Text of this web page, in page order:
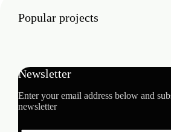
Popular projects
Newsletter
Enter your email address below and
newsletter